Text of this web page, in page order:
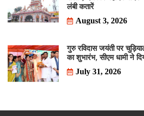
लंबी कतारें
August 3, 2026
गुरु रविदास जयंती पर
का शुभारंभ, सीएम धामी ने
July 31, 2026